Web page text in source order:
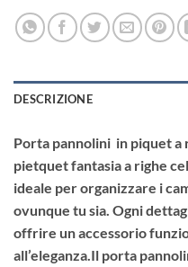
DESCRIZIONE
Porta pannolini in piquet
pietquet fantasia a righe
ideale per organizzare i
ovunque tu sia. Ogni
offrire un accessorio
all’eleganza.Il porta